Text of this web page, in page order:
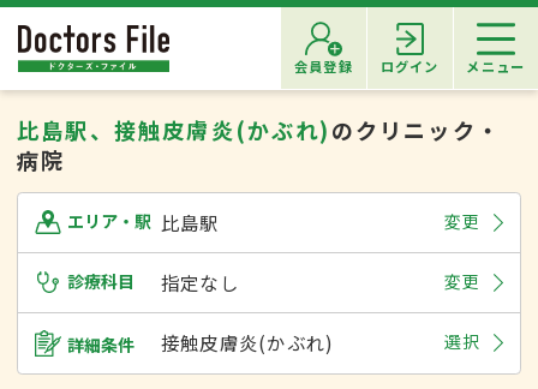
会員登録 ログイン メニュー
比島駅、接触皮膚炎(かぶれ)のクリニック・
病院
エリア・駅 比島駅 変更
診療科目 指定なし 変更
詳細条件 接触皮膚炎(かぶれ) 選択